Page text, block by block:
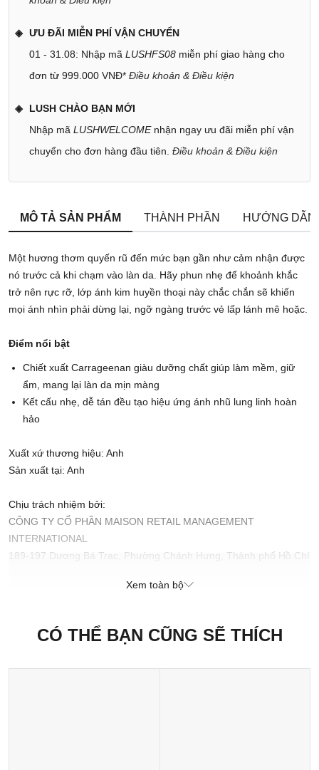
ƯU ĐÃI MIỄN PHÍ VẬN CHUYỂN
01 - 31.08: Nhập mã LUSHFS08 miễn phí giao hàng cho
đơn từ 999.000 VNĐ* Điều khoản & Điều kiện
LUSH CHÀO BẠN MỚI
Nhập mã LUSHWELCOMEnhận ngay ưu đãi miễn phí vận
chuyển cho đơn hàng đầu tiên. Điều khoản & Điều kiện
MÔ TẢ SẢN PHẨM THÀNH PHẦN HƯỚNG
Một hương thơm quyến rũ đến mức bạn gần như cảm nhận được
nó trước cả khi chạm vào làn da. Hãy phun nhẹ để khoảnh khắc
trở nên rực rỡ, lớp ánh kim huyền thoại này chắc chắn sẽ khiến
mọi ánh nhìn phải dừng lại, ngỡ ngàng trước vẻ lấp lánh mê hoặc.
Điểm nổi bật
Chiết xuất Carrageenan giàu dưỡng chất giúp làm mềm, giữ
ẩm, mang lại làn da mịn màng
Kết cấu nhẹ, dễ tán đều tạo hiệu ứng ánh nhũ lung linh hoàn
hảo
Xuất xứ thương hiệu: Anh
Sản xuất tại: Anh
Chịu trách nhiệm bởi:
CÔNG TY CỔ PHẦN MAISON RETAIL MANAGEMENT
INTERNATIONAL
189-197 Dương Bá Trạc, Phường Chánh Hưng, Thành phố Hồ Chí
Xem toàn bộ
CÓ THỂ BẠN CŨNG SẼ THÍCH